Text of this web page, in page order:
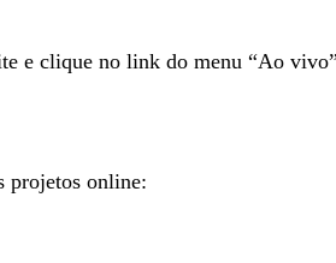
e clique no link do menu “Ao
projetos online: